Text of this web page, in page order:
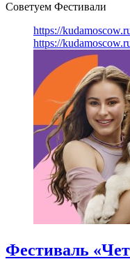
Советуем Фестивали
https://
https://
Фестиваль